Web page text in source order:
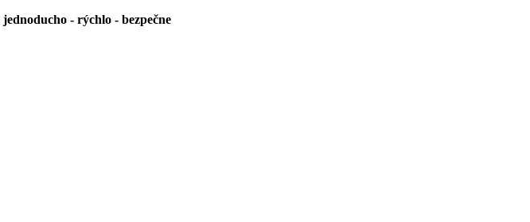
jednoducho - rýchlo - bezpečne